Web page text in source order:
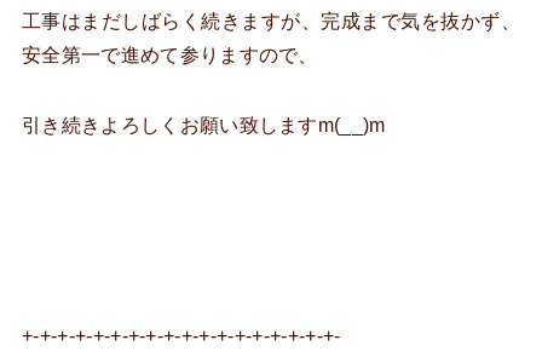
工事はまだしばらく続きますが、完成まで気を抜かず、
安全第一で進めて参りますので、
引き続きよろしくお願い致しますm(__)m
+-+-+-+-+-+-+-+-+-+-+-+-+-+-+-+-+-+-